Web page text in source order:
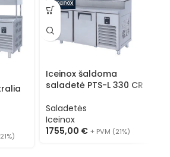
Iceinox šaldoma
saladetė PTS-L 330 CR
Saladetės
Iceinox
1755,00 € + PVM (21%)